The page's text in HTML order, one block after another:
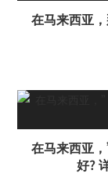
在马来西亚
在马来西亚
好?